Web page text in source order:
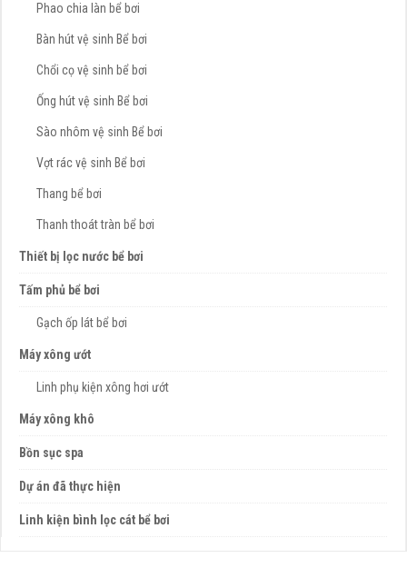
Phao chia làn bể bơi
Bàn hút vệ sinh Bể bơi
Chổi cọ vệ sinh bể bơi
Ống hút vệ sinh Bể bơi
Sào nhôm vệ sinh Bể bơi
Vợt rác vệ sinh Bể bơi
Thang bể bơi
Thanh thoát tràn bể bơi
Thiết bị lọc nước bể bơi
Tấm phủ bể bơi
Gạch ốp lát bể bơi
Máy xông ướt
Linh phụ kiện xông hơi ướt
Máy xông khô
Bồn sục spa
Dự án đã thực hiện
Linh kiện bình lọc cát bể bơi